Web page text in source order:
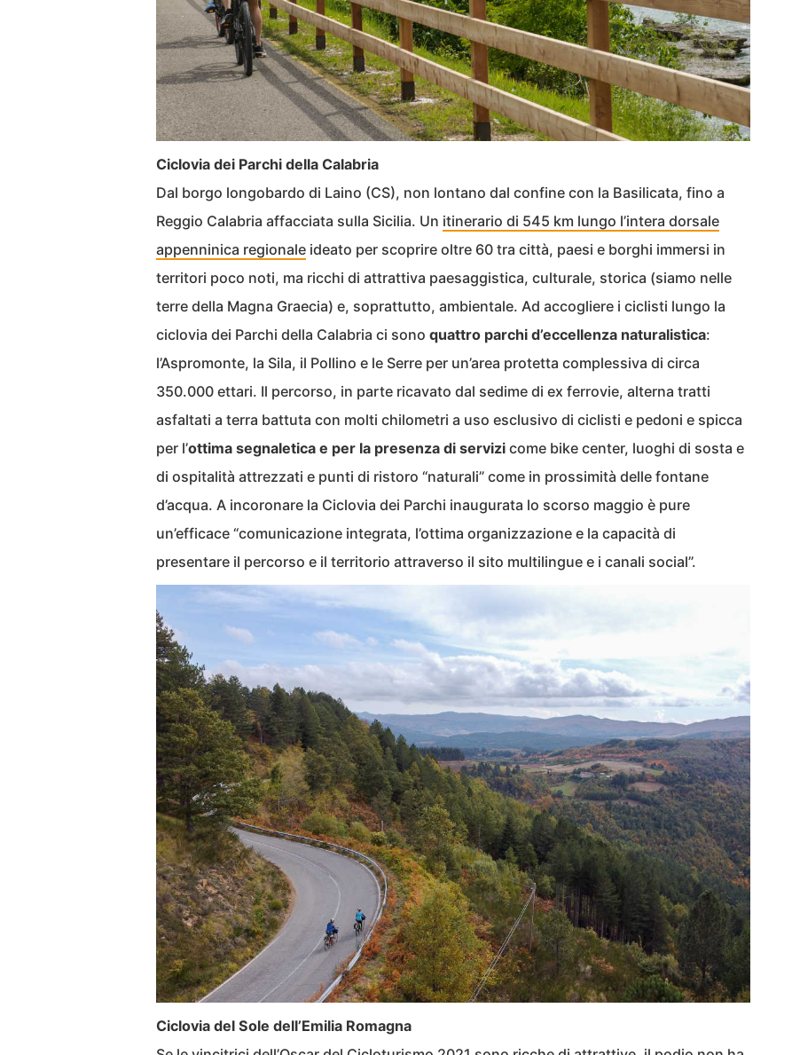
Ciclovia dei Parchi della Calabria
Dal borgo longobardo di Laino (CS), non lontano dal confine con la Basilicata, fino a
Reggio Calabria affacciata sulla Sicilia. Un itinerario di 545 km lungo l’intera dorsale
appenninica regionale ideato per scoprire oltre 60 tra città, paesi e borghi immersi in
territori poco noti, ma ricchi di attrattiva paesaggistica, culturale, storica (siamo nelle
terre della Magna Graecia) e, soprattutto, ambientale. Ad accogliere i ciclisti lungo la
ciclovia dei Parchi della Calabria ci sono quattro parchi d’eccellenza naturalistica:
l’Aspromonte, la Sila, il Pollino e le Serre per un’area protetta complessiva di circa
350.000 ettari. Il percorso, in parte ricavato dal sedime di ex ferrovie, alterna tratti
asfaltati a terra battuta con molti chilometri a uso esclusivo di ciclisti e pedoni e spicca
per l’ottima segnaletica e per la presenza di servizi come bike center, luoghi di sosta e
di ospitalità attrezzati e punti di ristoro “naturali” come in prossimità delle fontane
d’acqua. A incoronare la Ciclovia dei Parchi inaugurata lo scorso maggio è pure
un’efficace “comunicazione integrata, l’ottima organizzazione e la capacità di
presentare il percorso e il territorio attraverso il sito multilingue e i canali social”.
Ciclovia del Sole dell’Emilia Romagna